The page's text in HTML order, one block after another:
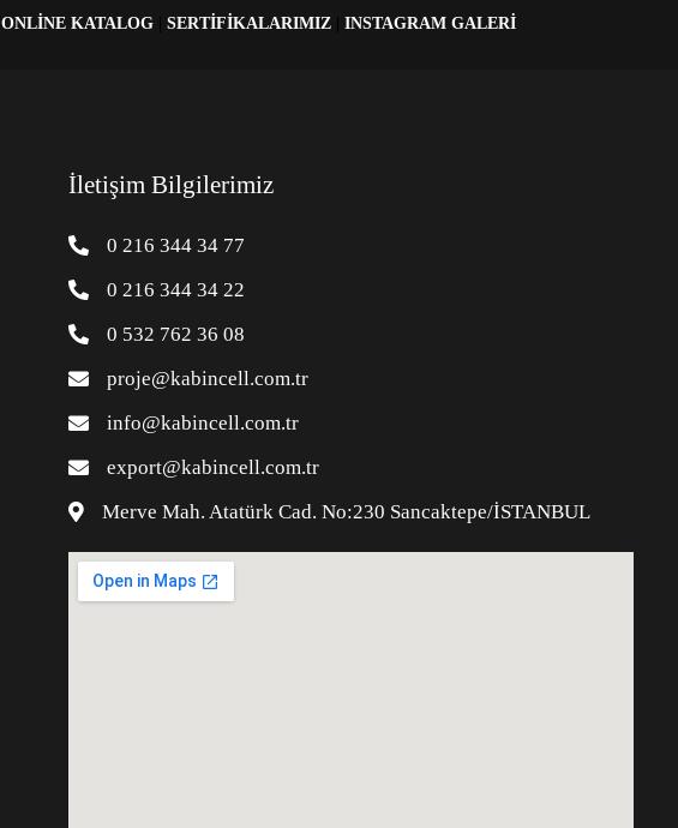
ONLINE KATALOG SERTIFIKALARIMIZ INSTAGRAM GALERI
İletişim Bilgilerimiz
0 216 344 34 77
0 216 344 34 22
0 532 762 36 08
proje@kabincell.com.tr
info@kabincell.com.tr
export@kabincell.com.tr
Merve Mah. Atatürk Cad. No:230 Sancaktepe/İSTANBUL